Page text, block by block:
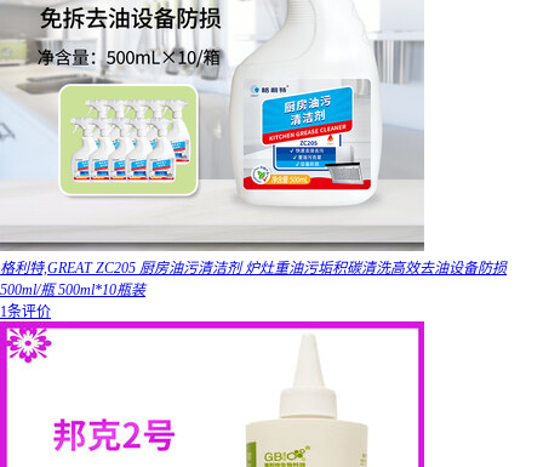
格利特,GREAT ZC205 厨房油污清洁剂 炉灶重油污垢积碳清洗高效去油设备防损
500ml/瓶 500ml*10瓶装
1条评价